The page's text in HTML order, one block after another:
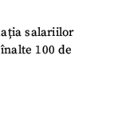
salariilor
100 de